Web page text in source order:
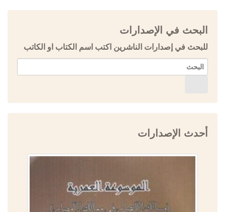
البحث في الإصدارات
للبحث في إصدارات الناشرين اكتب اسم الكتاب او الكاتب
أحدث الإصدارات